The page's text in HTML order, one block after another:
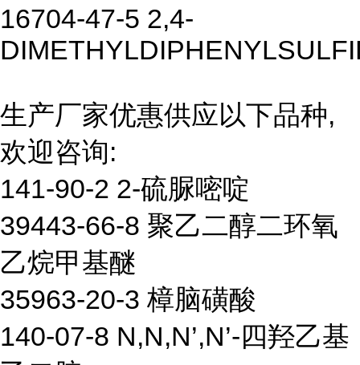
16704-47-5 2,4-
生产厂家优惠供应以下品种,
欢迎咨询:
141-90-2 2-硫脲嘧啶
39443-66-8 聚乙二醇二环氧
乙烷甲基醚
35963-20-3 樟脑磺酸
140-07-8 N,N,N’,N’-四羟乙基